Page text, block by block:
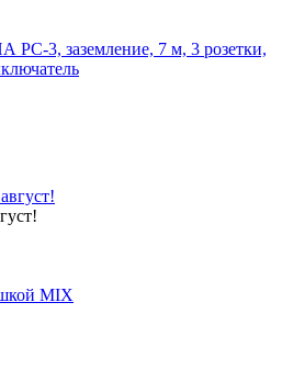
РС-3, заземление, 7 м, 3 розетки,
MIX